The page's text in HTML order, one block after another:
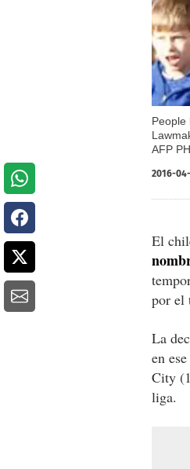
People
AFP
2016-
El
por el
La
en
City
liga.